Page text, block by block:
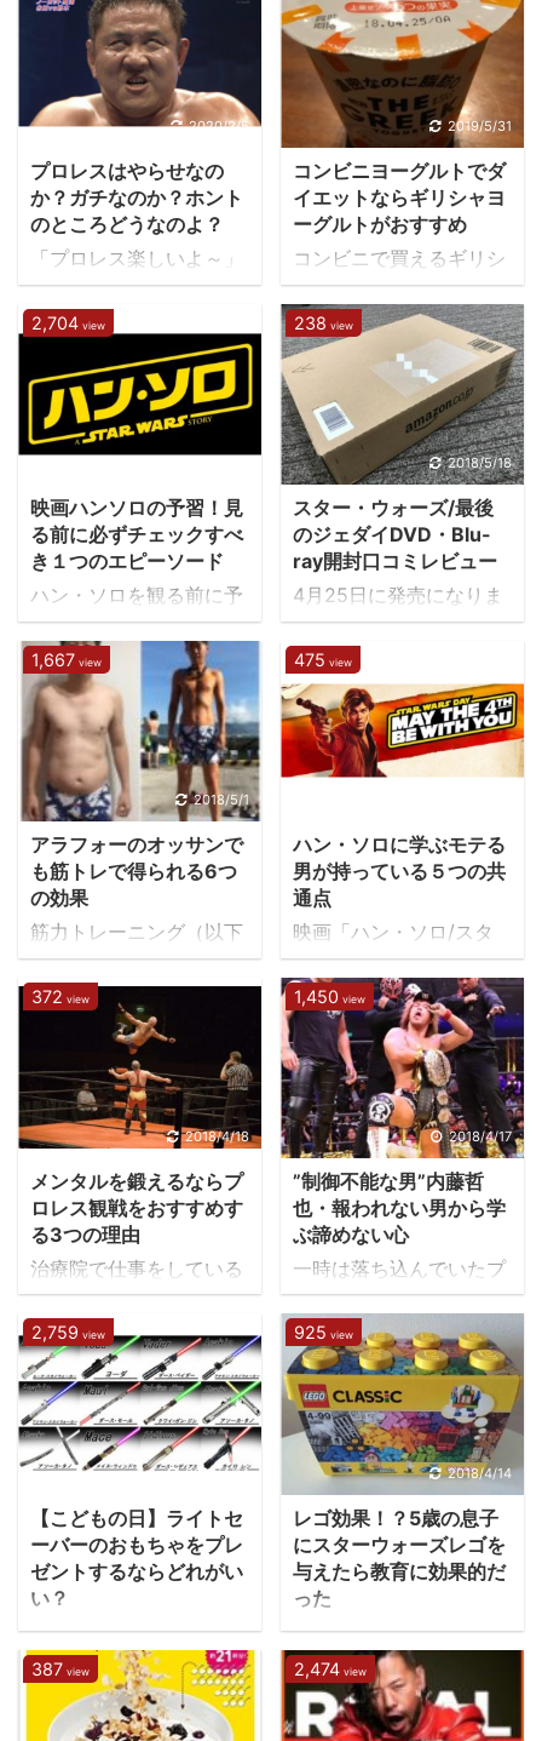
2020/2/5
プロレスはやらせなの
か？ガチなのか？ホント
のところどうなのよ？
「プロレス楽しいよ～」
と、人にオススメしてい
ると必ず「プロレスはや
らせでしょ？」と聞かれ
ることがあります。「み
んなもっと気軽に考えよ
うよ！」と思うのです
が、生真面目な日本人は
がる、みたいなものでし
ょうか。 新日本プロレス
を代表とする日本のプロ
レス団体は試合の勝敗や
ストーリーが決まってい
る、とは公表していませ
ん。 しかし、世界一のプ
ロレス団体「WWE」は
ストーリーがあり、勝敗
が決まっていると公表し
ています。これはニュー
ヨーク取引証券所に上場
しているので経営計画を
公開しなければならない
か ...
2019/5/31
コンビニヨーグルトでダ
イエットならギリシャヨ
ーグルトがおすすめ
コンビニで買えるギリシ
ャヨーグルトを食べ比べ
てどれが一番美味しい
か？またダイエットや筋
トレに向いているか？体
に良いか？などを検証し
ています。
2,704 view
映画ハンソロの予習！見
る前に必ずチェックすべ
き１つのエピーソード
ハン・ソロを観る前に予
習でスターウォーズシリ
ーズを鑑賞しようと思っ
たらエピソードを全部見
なきゃいけないのか？
と、思われるかもしれま
せんが、ハンソロ予習で
は必要ないでしょう。予
習するべき内容と評判を
書いています。
238 view
2018/5/18
スター・ウォーズ/最後
のジェダイDVD・Blu-
ray開封口コミレビュー
4月25日に発売になりま
したスターウォーズ/最
後のジェダイDVD・Blu-
rayですが、Amazonさ
んに予約しておいたのに
も関わらず26日に着とな
りました。昨今の運送業
普通、発売日に届けてく
れよ‥っとこんなところ
で愚痴を垂れ流していた
らダークサイドにに落ち
かねませんね。 早速、ど
んなもんか開封したいと
思います。 Amazonのの
包装はいつも頑丈 毎度思
うんですが、Amazonの
包装って結構頑丈ですよ
ね。こんなにガッツリ守
らなくてもいいのではな
いかと思うんです ...
1,667 view
2018/5/1
アラフォーのオッサンで
も筋トレで得られる6つ
の効果
筋力トレーニング（以下
筋トレ）をしています
か？僕も３年前までは全
く筋トレしていませんで
した。何カ月かに１度、
思い出したかのように市
民プールにいくぐらいで
した。 どうして筋トレし
性を感じていなかったか
ら。なんですが、今、筋
トレや運動をしていない
人も同じかもしれません
ってしまったのですが
(笑) きっかけはダイエッ
トのために「とりあえず
ジム」という単純なもの
でしたが、３年間も続け
くの影響を与えてくれた
のでご紹介します。最後
に僕のビフォーアフター
...
475 view
ハン・ソロに学ぶモテる
男が持っている５つの共
通点
映画「ハン・ソロ/スタ
ー・ウォーズ・ストーリ
ー」が2018年6月29日に
公開されますが、毎年5
月4日は『スターウォー
ズの日』も近づいてきま
したね。 スターウォーズ
の名台詞『May the
force be with you.（フ
ォースと共にあらんこと
を）』をMay（5月）
4th（4日）とかけて毎年
5月4日をスターウォーズ
の日として日本記念日協
会が2014年に記念日にし
ました。 映画「ハン・ソ
ロ/スター・ウォーズ・
ストーリー」での主人公
「ハン・ソロ」ですが旧
3部作でハリソンフォー
ドが演じたキャラクター
のスピ ...
372 view
2018/4/18
メンタルを鍛えるならプ
ロレス観戦をおすすめす
る3つの理由
治療院で仕事をしている
と色々な方が来院されま
す。身体のケアはもちろ
んですが、仕事やご家族
のこと、恋愛の話もされ
る方も多いです。 身体の
ケアだけでもいいのです
が、「病は気から」とい
レスが溜まって身体に不
調が出るなんてことは最
近よく聞きますね。「う
はないでしょうか？ メン
タルが弱くて…というこ
とを相談されるのです
が、そんな方々にはプロ
1,450 view
2018/4/17
”制御不能な男”内藤哲
也・報われない男から学
ぶ諦めない心
一時は落ち込んでいたプ
ロレスも勢いを取り戻
し、最盛期に肉薄する売
上をあげている新日本プ
ロレス。どの業界にも言
えますが、やはりスター
という存在が必要です
が、今、日本のプロレス
界で一番の注目選手が
「内藤哲也」選手です。
プロレス業界にも野球や
サッカーと同じく今年1
「プロレス大賞」がある
のですが、そこで2016
年、2017年と2年連続で
MVPを受賞し、押しも押
2,759 view
2018/4/14
【こどもの日】ライトセ
ーバーのおもちゃをプレ
ゼントするならどれがい
い？
スターウォーズファンな
ら何本でも欲しいライト
セーバーのおもちゃです
が、お子さんが「ライト
925 view
2018/4/14
レゴ効果！？5歳の息子
にスターウォーズレゴを
与えたら教育に効果的だ
った
皆さんはレゴブロックで
遊んだことはあります
か？ 昔は遊んでいた～と
いう方も多いのではない
387 view 2,474 view